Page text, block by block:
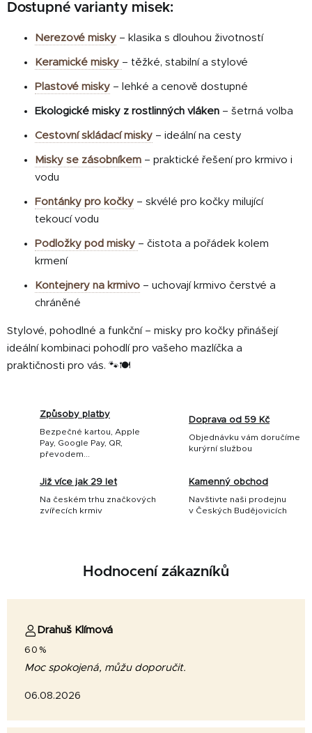
Dostupné varianty misek:
Nerezové misky – klasika s dlouhou životností
Keramické misky – těžké, stabilní a stylové
Plastové misky – lehké a cenově dostupné
Ekologické misky z rostlinných vláken – šetrná volba
Cestovní skládací misky – ideální na cesty
Misky se zásobníkem – praktické řešení pro krmivo i
vodu
Fontánky pro kočky – skvélé pro kočky milující
tekoucí vodu
Podložky pod misky – čistota a pořádek kolem
krmení
Kontejnery na krmivo – uchovají krmivo čerstvé a
chráněné
Stylové, pohodlné a funkční – misky pro kočky přinášejí
ideální kombinaci pohodlí pro vašeho mazlíčka a
praktičnosti pro vás. 🐾🍽️
Způsoby platby
Bezpečné kartou, Apple
Pay, Google Pay, QR,
převodem...
Doprava od 59 Kč
Objednávku vám doručíme
kurýrní službou
Již více jak 29 let
Na českém trhu značkových
zvířecích krmiv
Kamenný obchod
Navštivte naši prodejnu
v Českých Budějovicích
Hodnocení zákazníků
Drahuš Klímová
60%
Moc spokojená, můžu doporučit.
06.08.2026